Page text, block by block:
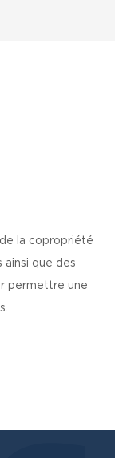
la copropriété
ainsi que des
permettre une